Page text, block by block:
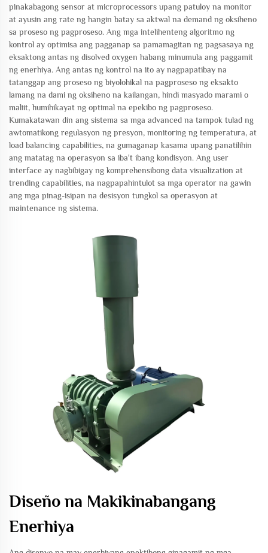
pinakabagong sensor at microprocessors upang patuloy na monitor
at ayusin ang rate ng hangin batay sa aktwal na demand ng oksiheno
sa proseso ng pagproseso. Ang mga intelihenteng algoritmo ng
kontrol ay optimisa ang pagganap sa pamamagitan ng pagsasaya ng
eksaktong antas ng disolved oxygen habang minumula ang paggamit
ng enerhiya. Ang antas ng kontrol na ito ay nagpapatibay na
tatanggap ang proseso ng biyolohikal na pagproseso ng eksakto
lamang na dami ng oksiheno na kailangan, hindi masyado marami o
maliit, humihikayat ng optimal na epekibo ng pagproseso.
Kumakatawan din ang sistema sa mga advanced na tampok tulad ng
awtomatikong regulasyon ng presyon, monitoring ng temperatura, at
load balancing capabilities, na gumaganap kasama upang panatilihin
ang matatag na operasyon sa iba't ibang kondisyon. Ang user
interface ay nagbibigay ng komprehensibong data visualization at
trending capabilities, na nagpapahintulot sa mga operator na gawin
ang mga pinag-isipan na desisyon tungkol sa operasyon at
maintenance ng sistema.
Diseño na Makikinabangang
Enerhiya